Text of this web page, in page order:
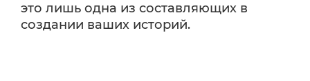
это лишь одна из составляющих в
создании ваших историй.